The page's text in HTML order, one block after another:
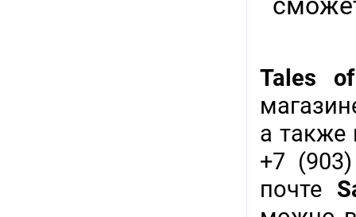
Tales
а также
+7
почте